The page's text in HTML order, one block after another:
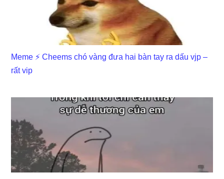
Meme ⚡ Cheems chó vàng đưa hai bàn tay ra dấu vjp –
rất vip